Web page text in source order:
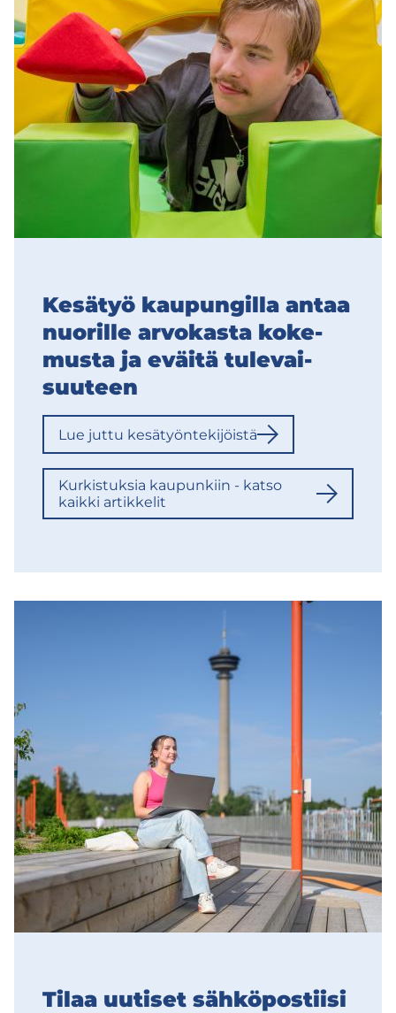
Ke­sä­työ kau­pun­gil­la antaa
nuo­ril­le ar­vo­kas­ta ko­ke­
mus­ta ja eväi­tä tu­le­vai­
suu­teen
Lue juttu ke­sä­työn­te­ki­jöis­tä
Kur­kis­tuk­sia kau­pun­kiin - katso
kaik­ki ar­tik­ke­lit
Tilaa uu­ti­set säh­kö­pos­tii­si